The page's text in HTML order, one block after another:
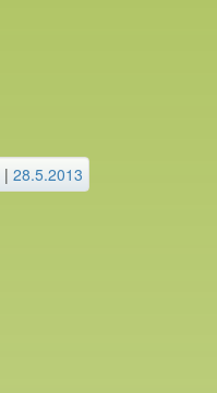
| 28.5.2013